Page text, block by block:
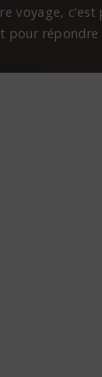
voyage,
pour répondre